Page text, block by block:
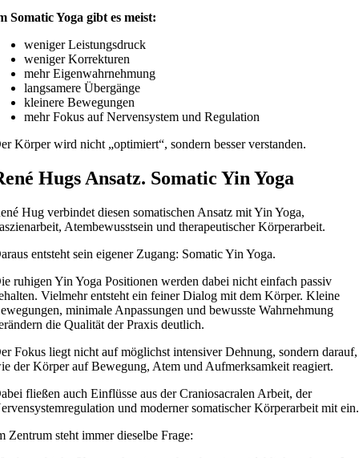
Somatic Yoga gibt es meist:
weniger Leistungsdruck
weniger Korrekturen
mehr Eigenwahrnehmung
langsamere Übergänge
kleinere Bewegungen
mehr Fokus auf Nervensystem und Regulation
Körper wird nicht „optimiert“, sondern besser verstanden.
Hugs Ansatz. Somatic Yin Yoga
Hug verbindet diesen somatischen Ansatz mit Yin Yoga,
Atembewusstsein und therapeutischer Körperarbeit.
entsteht sein eigener Zugang: Somatic Yin Yoga.
ruhigen Yin Yoga Positionen werden dabei nicht einfach passiv
Vielmehr entsteht ein feiner Dialog mit dem Körper. Kleine
minimale Anpassungen und bewusste Wahrnehmung
die Qualität der Praxis deutlich.
Fokus liegt nicht auf möglichst intensiver Dehnung, sondern darauf,
der Körper auf Bewegung, Atem und Aufmerksamkeit reagiert.
fließen auch Einflüsse aus der Craniosacralen Arbeit, der
und moderner somatischer Körperarbeit mit ein.
Zentrum steht immer dieselbe Frage: